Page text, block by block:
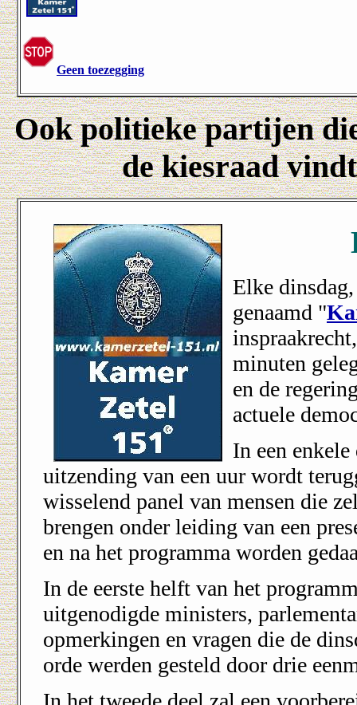
Geen toezegging
Ook politieke partijen
de kiesraad
Elke
genaamd "
minuten
en de
actuele
In een
uitzending van een uur wordt
wisselend panel van mensen die
brengen onder leiding van een
en na het programma worden
In de eerste helft van het
uitgenodigde ministers,
opmerkingen en vragen die de
orde werden gesteld door drie